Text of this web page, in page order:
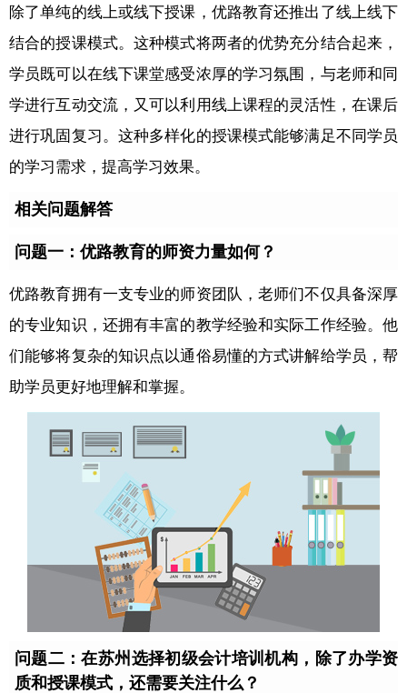
除了单纯的线上或线下授课，优路教育还推出了线上线下
结合的授课模式。这种模式将两者的优势充分结合起来，
学员既可以在线下课堂感受浓厚的学习氛围，与老师和同
学进行互动交流，又可以利用线上课程的灵活性，在课后
进行巩固复习。这种多样化的授课模式能够满足不同学员
的学习需求，提高学习效果。
相关问题解答
问题一：优路教育的师资力量如何？
优路教育拥有一支专业的师资团队，老师们不仅具备深厚
的专业知识，还拥有丰富的教学经验和实际工作经验。他
们能够将复杂的知识点以通俗易懂的方式讲解给学员，帮
助学员更好地理解和掌握。
问题二：在苏州选择初级会计培训机构，除了办学资
质和授课模式，还需要关注什么？